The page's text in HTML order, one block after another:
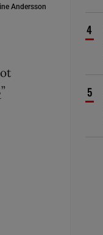
Andersson
”